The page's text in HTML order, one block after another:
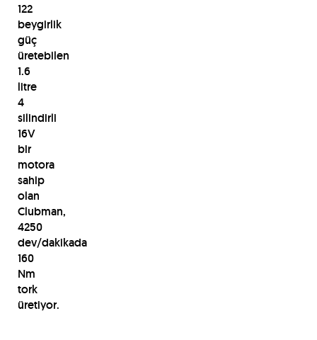
122
beygirlik
güç
üretebilen
1.6
litre
4
silindirli
16V
bir
motora
sahip
olan
Clubman,
4250
dev/dakikada
160
Nm
tork
üretiyor.